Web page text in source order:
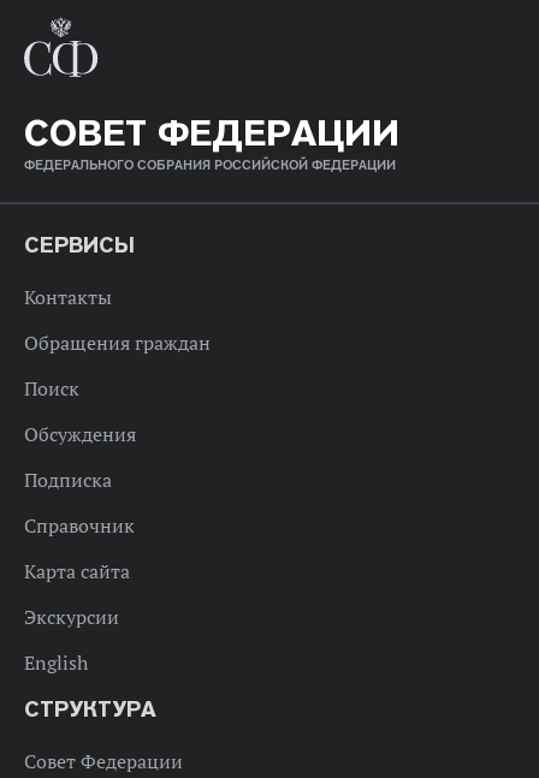
СОВЕТ ФЕДЕРАЦИИ
ФЕДЕРАЛЬНОГО СОБРАНИЯ РОССИЙСКОЙ ФЕДЕРАЦИИ
СЕРВИСЫ
Контакты
Обращения граждан
Поиск
Обсуждения
Подписка
Справочник
Карта сайта
Экскурсии
English
СТРУКТУРА
Совет Федерации